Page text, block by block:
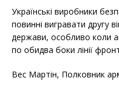
Українські виробники
повинні вигравати другу
держави, особливо коли
по обидва боки лінії
Вес Мартін, Полковник